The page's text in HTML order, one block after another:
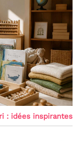
: idées inspirantes